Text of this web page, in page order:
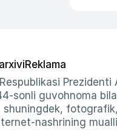
Reklama
sonli guvohnoma
shuningdek,
nashrining